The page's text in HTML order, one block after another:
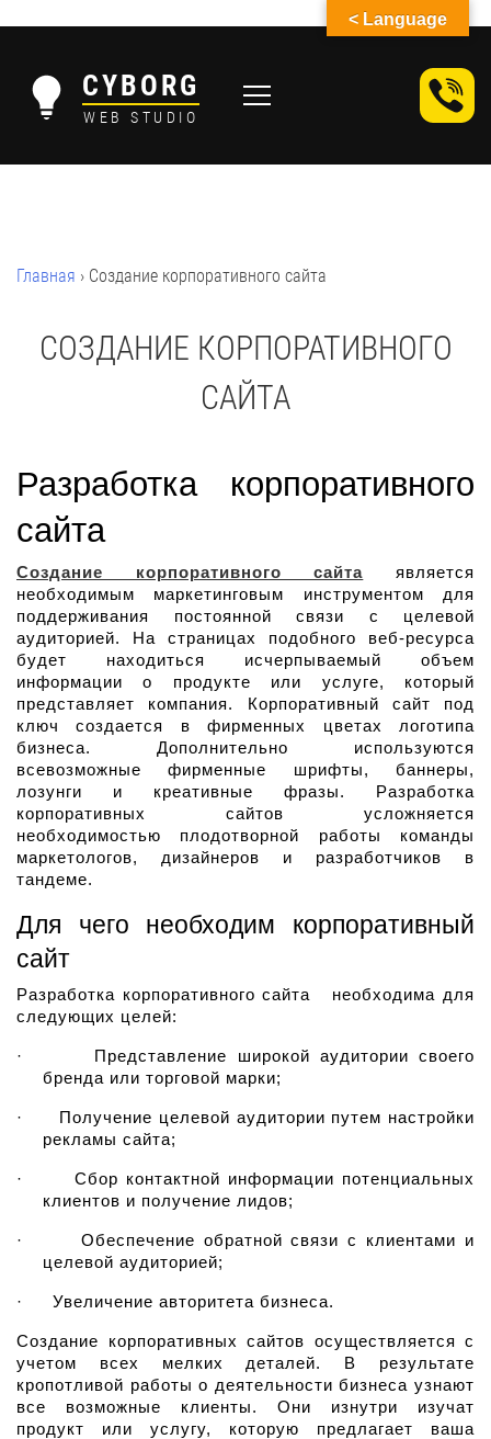
content
CYBORG
WEB STUDIO
Главная › Создание корпоративного сайта
СОЗДАНИЕ КОРПОРАТИВНОГО
САЙТА
Разработка корпоративного
сайта
Создание корпоративного сайта является
необходимым маркетинговым инструментом для
поддерживания постоянной связи с целевой
аудиторией. На страницах подобного веб-ресурса
будет находиться исчерпываемый объем
информации о продукте или услуге, который
представляет компания. Корпоративный сайт под
ключ создается в фирменных цветах логотипа
бизнеса. Дополнительно используются
всевозможные фирменные шрифты, баннеры,
лозунги и креативные фразы. Разработка
корпоративных сайтов усложняется
необходимостью плодотворной работы команды
маркетологов, дизайнеров и разработчиков в
тандеме.
Для чего необходим корпоративный
сайт
Разработка корпоративного сайта   необходима для
следующих целей:
·
Представление широкой аудитории своего
бренда или торговой марки;
·
Получение целевой аудитории путем настройки
рекламы сайта;
·
Сбор контактной информации потенциальных
клиентов и получение лидов;
·
Обеспечение обратной связи с клиентами и
целевой аудиторией;
· Увеличение авторитета бизнеса.
Создание корпоративных сайтов осуществляется с
учетом всех мелких деталей. В результате
кропотливой работы о деятельности бизнеса узнают
все возможные клиенты. Они изнутри изучат
продукт или услугу, которую предлагает ваша
< Language